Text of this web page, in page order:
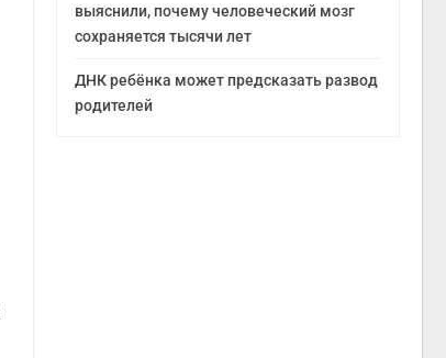
выяснили, почему человеческий мозг
сохраняется тысячи лет
ДНК ребёнка может предсказать развод
родителей